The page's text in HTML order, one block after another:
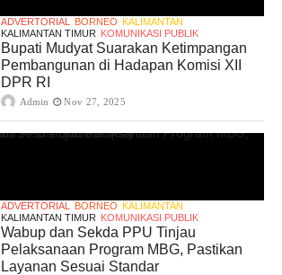
ADVERTORIAL BORNEO KALIMANTAN
KALIMANTAN TIMUR KOMUNIKASI PUBLIK
Bupati Mudyat Suarakan Ketimpangan
Pembangunan di Hadapan Komisi XII
DPR RI
Admin Nov 27, 2025
ADVERTORIAL BORNEO KALIMANTAN
KALIMANTAN TIMUR KOMUNIKASI PUBLIK
Wabup dan Sekda PPU Tinjau
Pelaksanaan Program MBG, Pastikan
Layanan Sesuai Standar